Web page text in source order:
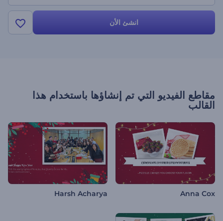
انشئ الأن
مقاطع الفيديو التي تم إنشاؤها باستخدام هذا
القالب
Anna Cox
Harsh Acharya